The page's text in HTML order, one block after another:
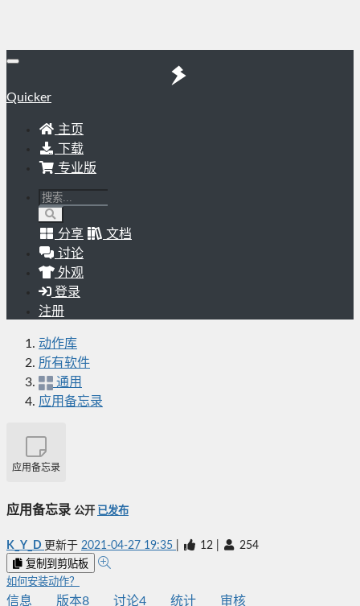
Quicker
主页
下载
专业版
分享
文档
讨论
外观
登录
注册
动作库
所有软件
通用
应用备忘录
应用备忘录
应用备忘录 公开 已发布
K_Y_D 更新于 2021-04-27 19:35 12 254
复制到剪贴板
如何安装动作？
信息 版本8 讨论4 统计 审核